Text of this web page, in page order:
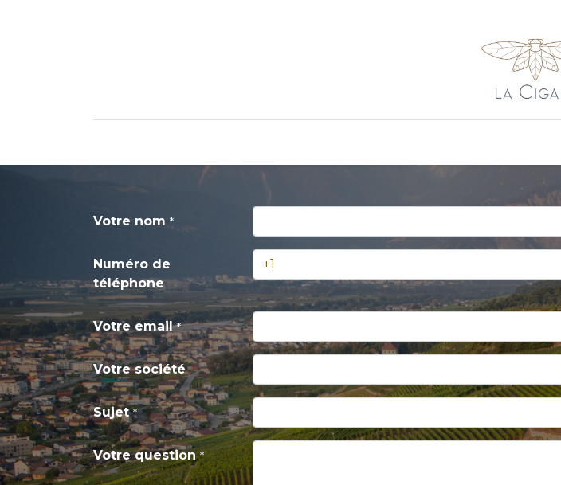
Votre nom *
Numéro de
téléphone
Votre email *
Votre société
Sujet *
Votre question *